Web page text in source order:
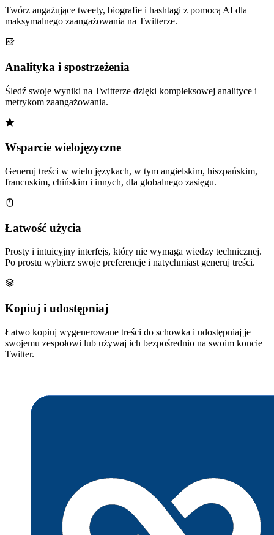
Twórz angażujące tweety, biografie i hashtagi z pomocą AI dla
maksymalnego zaangażowania na Twitterze.
Analityka i spostrzeżenia
Śledź swoje wyniki na Twitterze dzięki kompleksowej analityce i
metrykom zaangażowania.
Wsparcie wielojęzyczne
Generuj treści w wielu językach, w tym angielskim, hiszpańskim,
francuskim, chińskim i innych, dla globalnego zasięgu.
Łatwość użycia
Prosty i intuicyjny interfejs, który nie wymaga wiedzy technicznej.
Po prostu wybierz swoje preferencje i natychmiast generuj treści.
Kopiuj i udostępniaj
Łatwo kopiuj wygenerowane treści do schowka i udostępniaj je
swojemu zespołowi lub używaj ich bezpośrednio na swoim koncie
Twitter.